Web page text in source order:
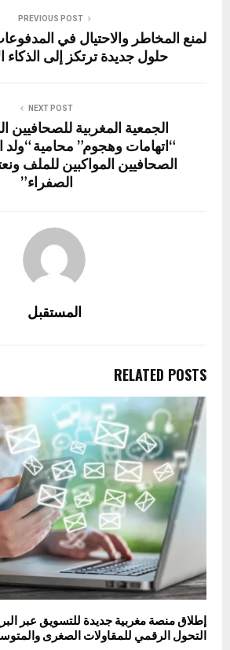
PREVIOUS POST
لمنع المخاطر والاحتيال في
حلول جديدة ترتكز إلى
NEXT POST
الجمعية المغربية للصحافيين
“اتهامات وهجوم” محامية
الصحافيين المواكبين للملف
الصفراء”
المستقبل
RELATED POSTS
إطلاق منصة مغربية جديدة للتسويق عبر
التحول الرقمي للمقاولات الصغرى